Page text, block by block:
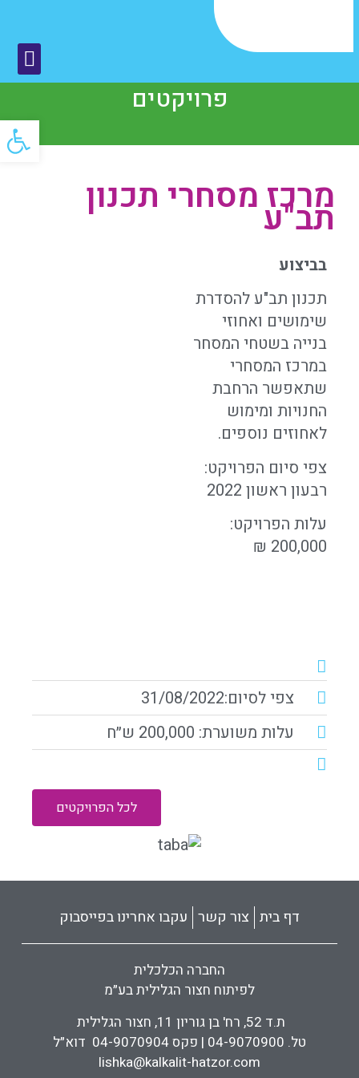
פרויקטים
מרכז מסחרי תכנון
תב"ע
בביצוע
תכנון תב"ע להסדרת
שימושים ואחוזי
בנייה בשטחי המסחר
במרכז המסחרי
שתאפשר הרחבת
החנויות ומימוש
לאחוזים נוספים.
צפי סיום הפרויקט:
רבעון ראשון 2022
עלות הפרויקט:
200,000 ₪
צפי לסיום:31/08/2022
עלות משוערת: 200,000 ש״ח
לכל הפרויקטים
דף בית צור קשר עקבו אחרינו בפייסבוק
החברה הכלכלית
לפיתוח חצור הגלילית בע״מ
ת.ד 52, רח' בן גוריון 11, חצור הגלילית
טל. 04-9070900 | פקס 04-9070904 דוא״ל
lishka@kalkalit-hatzor.com